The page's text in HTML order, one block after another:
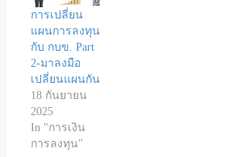
การเปลี่ยน
แผนการลงทุน
กับ กบข. Part
2-มาลงมือ
เปลี่ยนแผนกัน
18 กันยายน
2025
In "การเงิน
การลงทุน"